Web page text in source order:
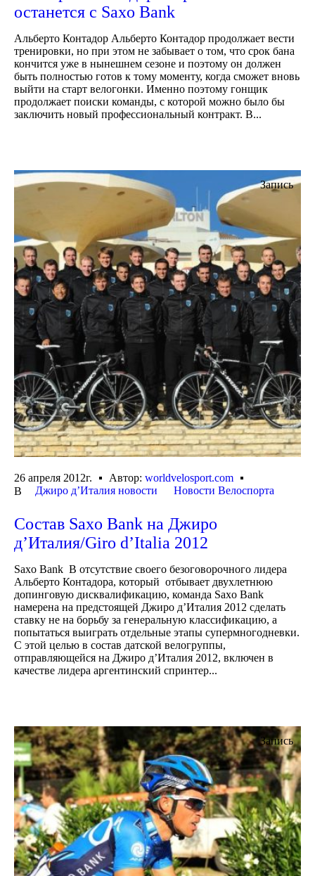
останется с Saxo Bank
Альберто Контадор Альберто Контадор продолжает вести
тренировки, но при этом не забывает о том, что срок бана
кончится уже в нынешнем сезоне и поэтому он должен
быть полностью готов к тому моменту, когда сможет вновь
выйти на старт велогонки. Именно поэтому гонщик
продолжает поиски команды, с которой можно было бы
заключить новый профессиональный контракт. В...
Запись
26 апреля 2012г. Автор: worldvelosport.com
В
Джиро д’Италия новости Новости Велоспорта
Состав Saxo Bank на Джиро
д’Италия/Giro d’Italia 2012
Saxo Bank В отсутствие своего безоговорочного лидера
Альберто Контадора, который отбывает двухлетнюю
допинговую дисквалификацию, команда Saxo Bank
намерена на предстоящей Джиро д’Италия 2012 сделать
ставку не на борьбу за генеральную классификацию, а
попытаться выиграть отдельные этапы супермногодневки.
С этой целью в состав датской велогруппы,
отправляющейся на Джиро д’Италия 2012, включен в
качестве лидера аргентинский спринтер...
Запись